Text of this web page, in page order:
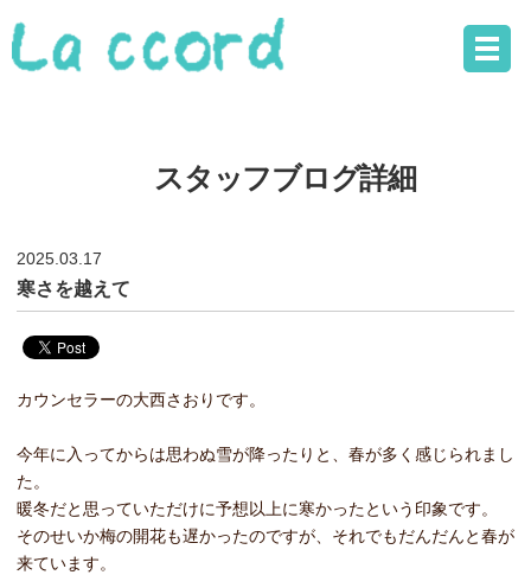
スタッフブログ詳細
2025.03.17
寒さを越えて
カウンセラーの大西さおりです。
今年に入ってからは思わぬ雪が降ったりと、春が多く感じられまし
た。
暖冬だと思っていただけに予想以上に寒かったという印象です。
そのせいか梅の開花も遅かったのですが、それでもだんだんと春が
来ています。